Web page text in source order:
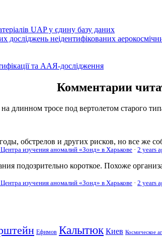
UAP у єдину базу даних
досліджень неідентифікованих
та ААЯ-дослідження
Комментарии
длинном тросе под вертолетом старого
обстрелов и других рисков, но все же
изучения аномалий «Зонд» в Харькове · 2 years
подозрительно короткое. Похоже
изучения аномалий «Зонд» в Харькове · 2 years
Ефимов Калытюк Киев Космическое